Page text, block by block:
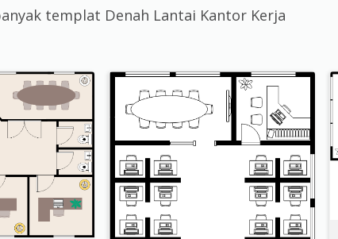
templat Denah Lantai Kantor Kerja